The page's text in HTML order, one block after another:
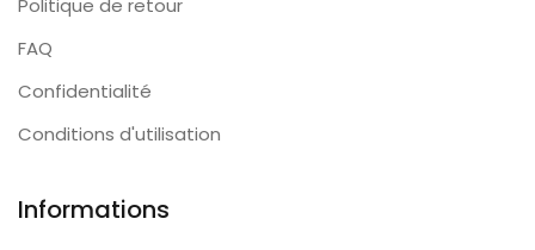
Politique de retour
FAQ
Confidentialité
Conditions d'utilisation
Informations